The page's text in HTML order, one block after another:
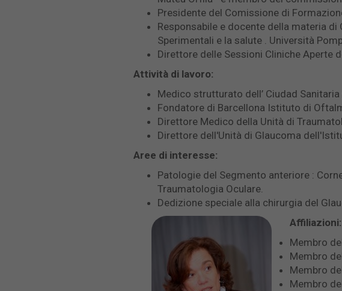
Presidente del Comissione di
Responsabile e docente della materia
Sperimentali e la salute . Università
Direttore delle Sessioni Cliniche Aperte
Attività di lavoro:
Medico strutturato dell’ Ciudad
Fondatore di Barcellona Istituto di
Direttore Medico della Unità di
Direttore dell'Unità di Glaucoma
Aree di interesse:
Patologie del Segmento anteriore :
Traumatologia Oculare.
Dedizione speciale alla chirurgia del
Affiliazioni:
Membro
Membro
Membro
Membro